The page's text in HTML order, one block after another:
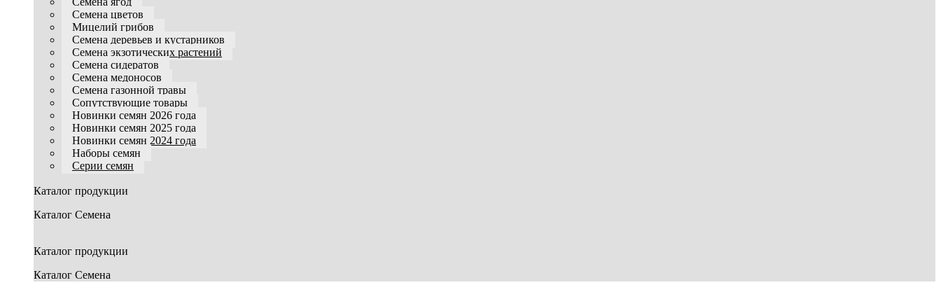
Семена цветов
Мицелий грибов
Семена деревьев и кустарников
Семена экзотических растений
Семена сидератов
Семена медоносов
Семена газонной травы
Сопутствующие товары
Новинки семян 2026 года
Новинки семян 2025 года
Новинки семян 2024 года
Наборы семян
Серии семян
Каталог продукции
Каталог Семена
Каталог продукции
Каталог Семена